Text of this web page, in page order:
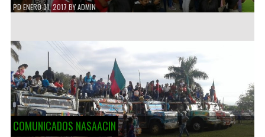
PDENERO 31, 2017 BYADMIN
COMUNICADOS NASAACIN